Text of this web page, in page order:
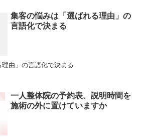
集客の悩みは「選ばれる理由」の
言語化で決まる
由」の言語化で決まる
一人整体院の予約表、説明時間を
施術の外に置けていますか